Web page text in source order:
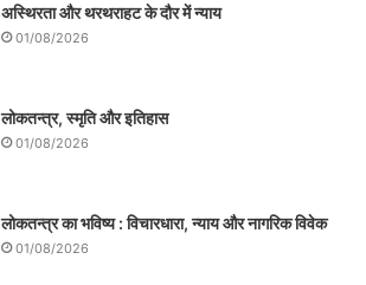
अस्थिरता और थरथराहट के दौर में न्याय
01/08/2026
लोकतन्त्र, स्मृति और इतिहास
01/08/2026
लोकतन्त्र का भविष्य : विचारधारा, न्याय और नागरिक विवेक
01/08/2026